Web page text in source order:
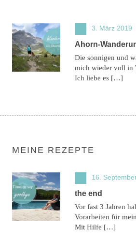
3. März 2019
Ahorn-
Die sonnigen und
mich wieder voll in
Ich liebe es […]
MEINE REZEPTE
16.
the end
Vor fast 3 Jahren
Vorarbeiten für
Mit Hilfe […]